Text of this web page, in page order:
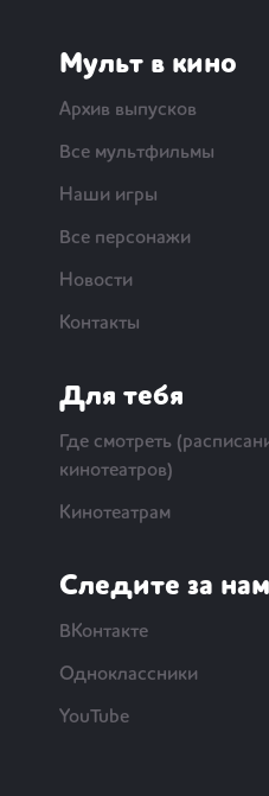
Мульт в кино
Архив выпусков
Все мультфильмы
Наши игры
Все персонажи
Новости
Контакты
Для тебя
Где смотреть
кинотеатров)
Кинотеатрам
Следите за
ВКонтакте
Одноклассники
YouTube